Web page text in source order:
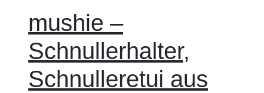
mushie –
Schnullerhalter,
Schnulleretui aus